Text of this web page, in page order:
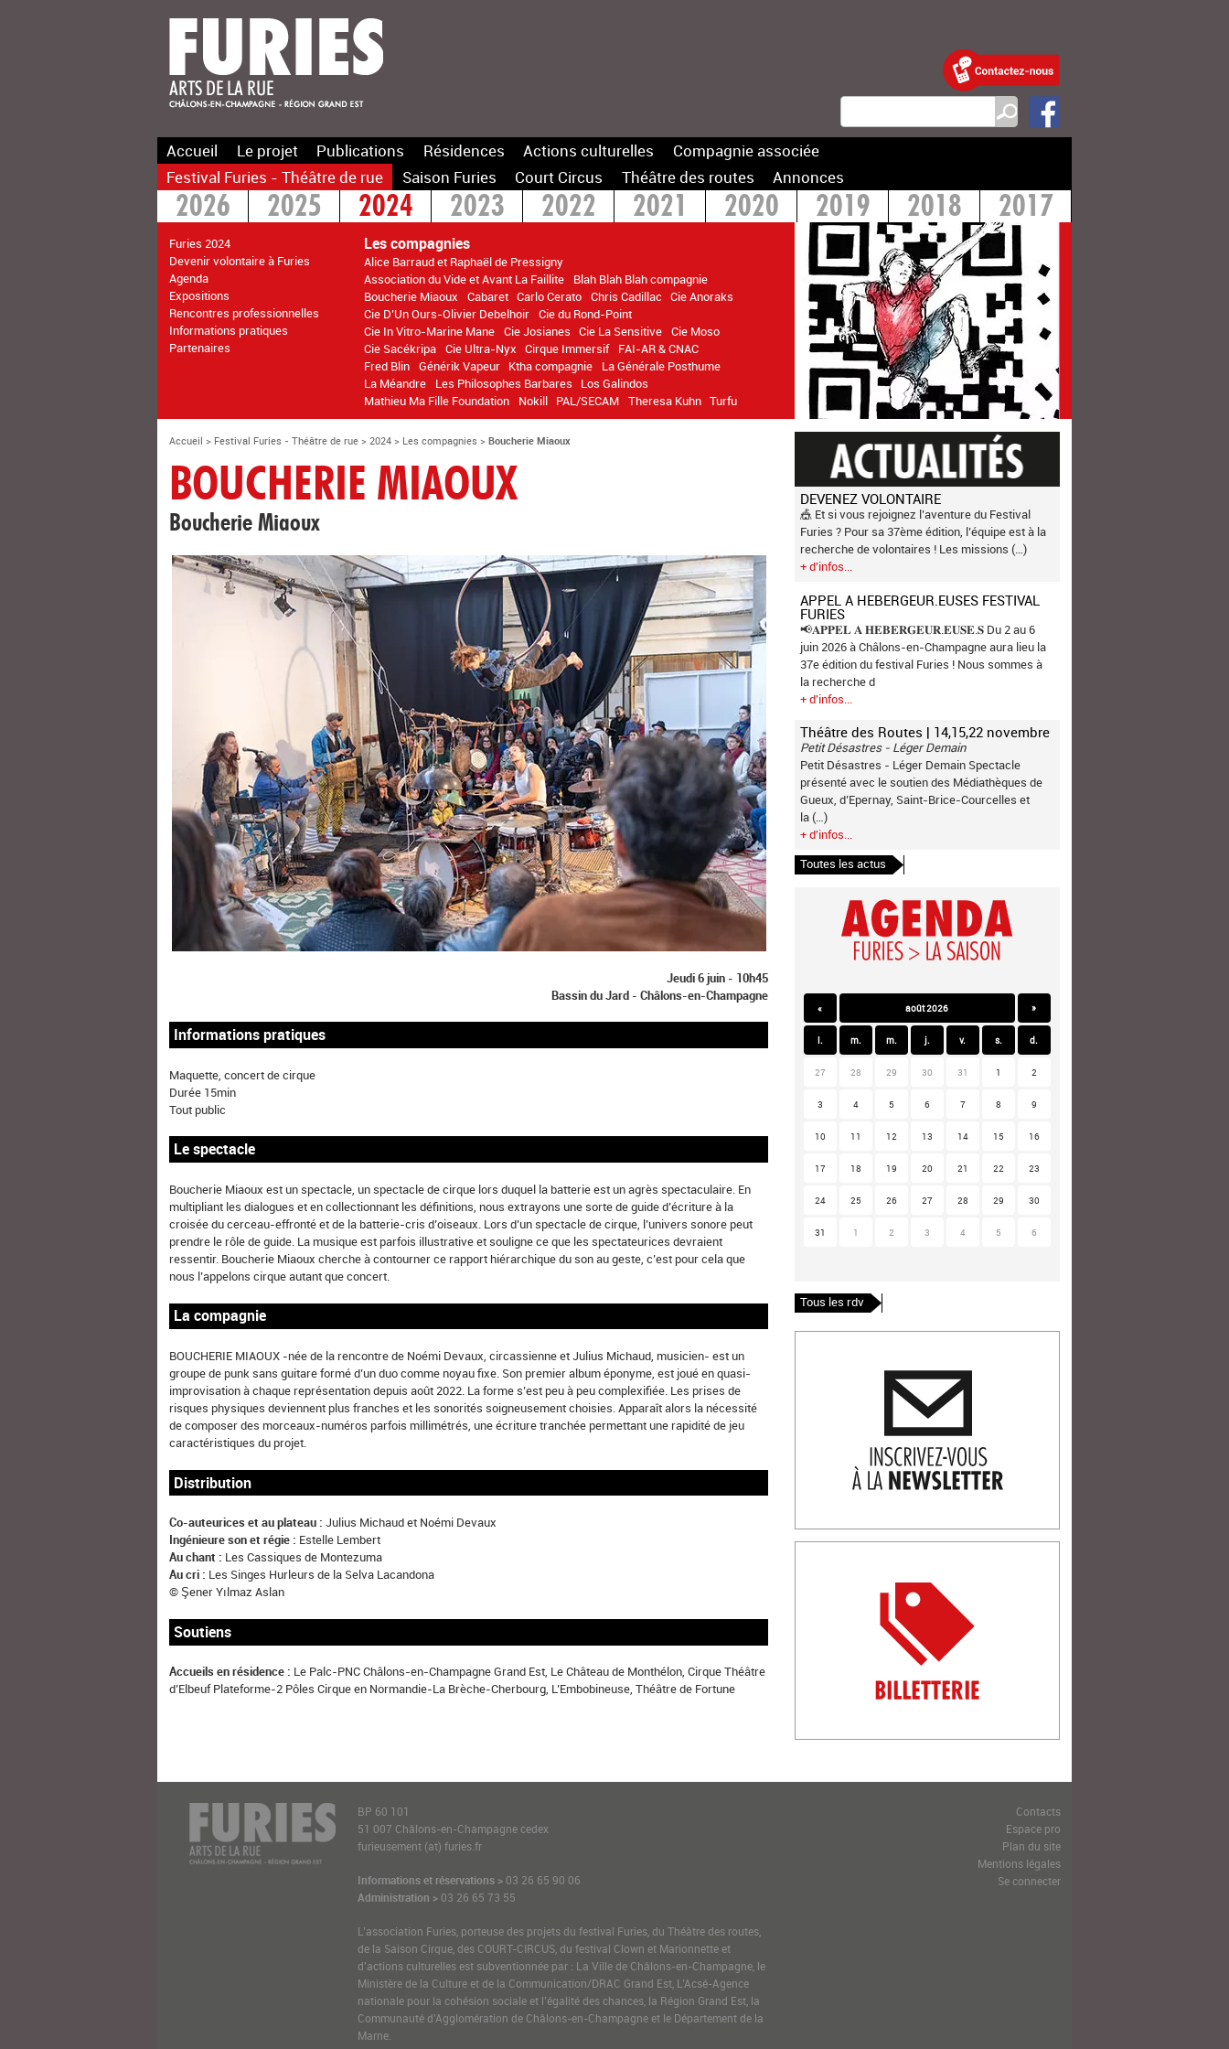
Accueil Le projet Publications Résidences Actions culturelles
Compagnie associée
Festival Furies - Théâtre de rue
Saison Furies Court Circus Théâtre des routes Annonces
2026 2025 2024
Furies 2024
Devenir volontaire à Furies
Agenda
Expositions
Rencontres professionnelles
Informations pratiques
Partenaires
Les compagnies
Alice Barraud et Raphaël de Pressigny
Association du Vide et Avant La Faillite
Blah Blah Blah compagnie
Boucherie Miaoux
Cabaret Carlo Cerato Chris Cadillac Cie Anoraks
Cie D’Un Ours-Olivier Debelhoir Cie du Rond-Point
Cie In Vitro-Marine Mane Cie Josianes Cie La Sensitive Cie Moso
Cie Sacékripa Cie Ultra-Nyx Cirque Immersif FAI-AR & CNAC
Fred Blin Générik Vapeur Ktha compagnie
La Générale Posthume
La Méandre
Les Philosophes Barbares
Los Galindos
Mathieu Ma Fille Foundation
Nokill PAL/SECAM Theresa Kuhn Turfu
2023 2022 2021 2020 2019 2018
2017
2016
>2014
Accueil > Festival Furies - Théâtre de rue > 2024 > Les compagnies >Boucherie Miaoux
BOUCHERIE MIAOUX
Boucherie Miaoux
Jeudi 6 juin - 10h45
Bassin du Jard - Châlons-en-Champagne
Informations pratiques
Maquette, concert de cirque
Durée 15min
Tout public
Le spectacle
Boucherie Miaoux est un spectacle, un spectacle de cirque lors duquel la batterie est un agrès spectaculaire. En
multipliant les dialogues et en collectionnant les définitions, nous extrayons une sorte de guide d’écriture à la
croisée du cerceau-effronté et de la batterie-cris d’oiseaux. Lors d’un spectacle de cirque, l’univers sonore peut
prendre le rôle de guide. La musique est parfois illustrative et souligne ce que les spectateurices devraient
ressentir. Boucherie Miaoux cherche à contourner ce rapport hiérarchique du son au geste, c’est pour cela que
nous l’appelons cirque autant que concert.
La compagnie
BOUCHERIE MIAOUX -née de la rencontre de Noémi Devaux, circassienne et Julius Michaud, musicien- est un
groupe de punk sans guitare formé d’un duo comme noyau fixe. Son premier album éponyme, est joué en quasi-
improvisation à chaque représentation depuis août 2022. La forme s’est peu à peu complexifiée. Les prises de
risques physiques deviennent plus franches et les sonorités soigneusement choisies. Apparaît alors la nécessité
de composer des morceaux-numéros parfois millimétrés, une écriture tranchée permettant une rapidité de jeu
caractéristiques du projet.
Distribution
Co-auteurices et au plateau : Julius Michaud et Noémi Devaux
Ingénieure son et régie : Estelle Lembert
Au chant : Les Cassiques de Montezuma
Au cri : Les Singes Hurleurs de la Selva Lacandona
© Şener Yılmaz Aslan
Soutiens
Accueils en résidence : Le Palc-PNC Châlons-en-Champagne Grand Est, Le Château de Monthélon, Cirque Théâtre
d’Elbeuf Plateforme-2 Pôles Cirque en Normandie-La Brèche-Cherbourg, L’Embobineuse, Théâtre de Fortune
DEVENEZ VOLONTAIRE
🎪 Et si vous rejoignez l’aventure du Festival
Furies ? Pour sa 37ème édition, l’équipe est à la
recherche de volontaires ! Les missions (…)
+ d'infos...
APPEL A HEBERGEUR.EUSES FESTIVAL
FURIES
📢𝐀𝐏𝐏𝐄𝐋 𝐀 𝐇𝐄𝐁𝐄𝐑𝐆𝐄𝐔𝐑.𝐄𝐔𝐒𝐄.𝐒 Du 2 au 6
juin 2026 à Châlons-en-Champagne aura lieu la
37e édition du festival Furies ! Nous sommes à
la recherche d
+ d'infos...
Théâtre des Routes | 14,15,22 novembre
Petit Désastres - Léger Demain
Petit Désastres - Léger Demain Spectacle
présenté avec le soutien des Médiathèques de
Gueux, d’Epernay, Saint-Brice-Courcelles et
la (…)
+ d'infos...
Toutes les actus
« août 2026 »
l. m. m. j. v. s. d.
27 28 29 30 31 1 2
3 4 5 6 7 8 9
10 11 12 13 14 15 16
17 18 19 20 21 22 23
24 25 26 27 28 29 30
31 1 2 3 4 5 6
Tous les rdv
BP 60 101
51 007 Châlons-en-Champagne cedex
furieusement (at) furies.fr
Informations et réservations > 03 26 65 90 06
Administration > 03 26 65 73 55
L’association Furies, porteuse des projets du festival Furies, du Théâtre des routes,
de la Saison Cirque, des COURT-CIRCUS, du festival Clown et Marionnette et
d’actions culturelles est subventionnée par : La Ville de Châlons-en-Champagne, le
Ministère de la Culture et de la Communication/DRAC Grand Est, L’Acsé-Agence
nationale pour la cohésion sociale et l’égalité des chances, la Région Grand Est, la
Communauté d’Agglomération de Châlons-en-Champagne et le Département de la
Marne.
Contacts
Espace pro
Plan du site
Mentions légales
Se connecter